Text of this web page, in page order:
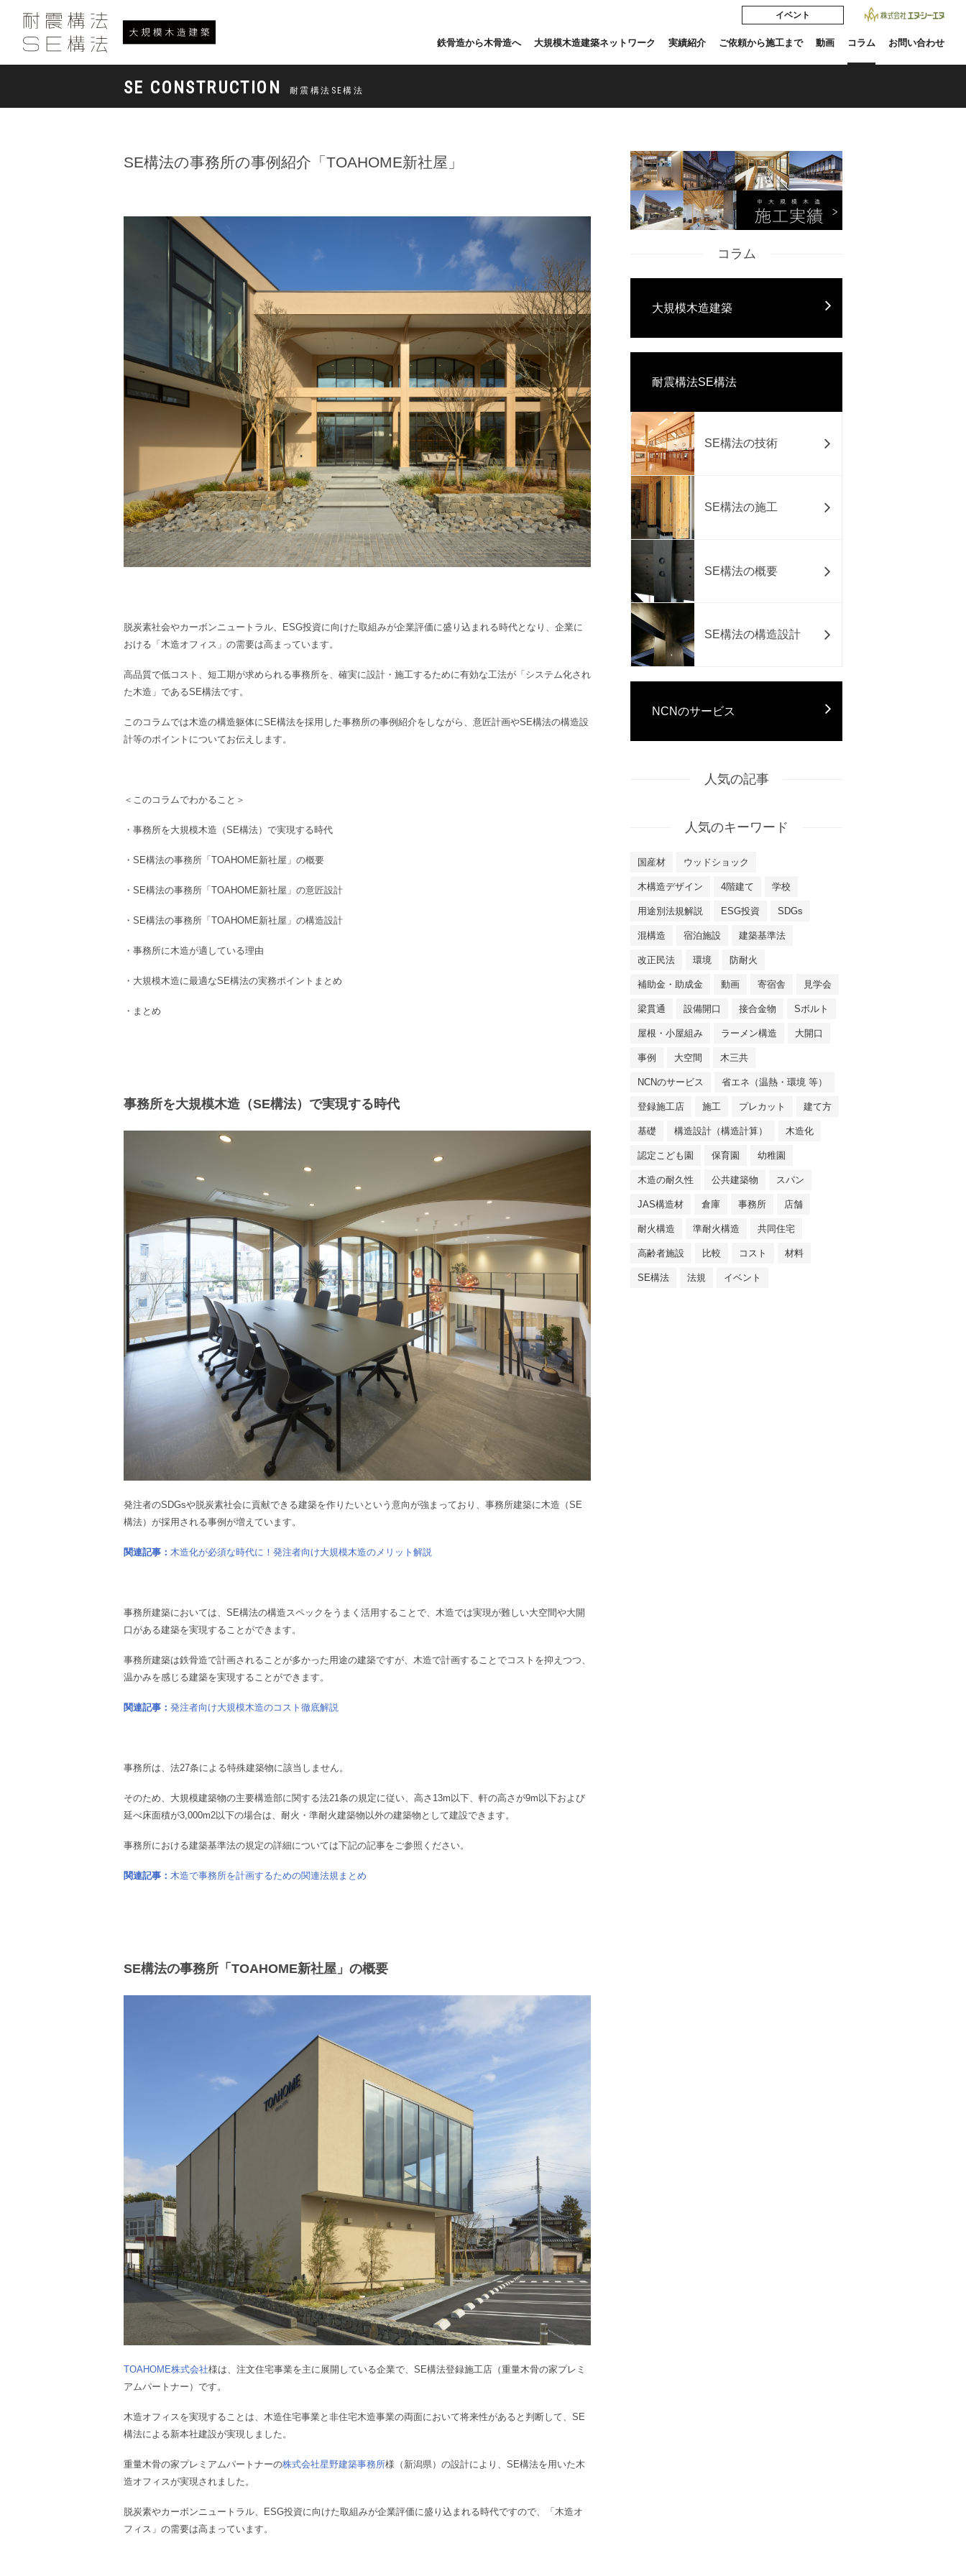
イベント
鉄骨造から木骨造へ 大規模木造建築ネットワーク 実績紹介 ご依頼から施工まで 動画 コラム お問い合わせ
SE CONSTRUCTION 耐震構法SE構法
SE構法の事務所の事例紹介「TOAHOME新社屋」
脱炭素社会やカーボンニュートラル、ESG投資に向けた取組みが企業評価に盛り込まれる時代となり、企業に
おける「木造オフィス」の需要は高まっています。
高品質で低コスト、短工期が求められる事務所を、確実に設計・施工するために有効な工法が「システム化され
た木造」であるSE構法です。
このコラムでは木造の構造躯体にSE構法を採用した事務所の事例紹介をしながら、意匠計画やSE構法の構造設
計等のポイントについてお伝えします。
＜このコラムでわかること＞
・事務所を大規模木造 （SE構法） で実現する時代
・ SE構法の事務所 「TOAHOME新社屋」の概要
・ SE構法の事務所 「TOAHOME新社屋」 の意匠設計
・ SE構法の事務所 「TOAHOME新社屋」 の構造設計
・事務所に 木造が適している理由
・ 大規模木造に最適なSE構法の実務ポイントまとめ
・まとめ
事務所を大規模木造（SE構法）で実現する時代
発注者のSDGsや脱炭素社会に貢献できる建築を作りたいという意向が強まっており、事務所建築に木造（SE
構法）が採用される事例が増えています。
関連記事： 木造化が必須な時代に！発注者向け大規模木造のメリット解説
事務所建築においては、SE構法の構造スペックをうまく活用することで、木造では実現が難しい大空間や大開
口がある建築を実現することができます。
事務所建築は鉄骨造で計画されることが多かった用途の建築ですが、木造で計画することでコストを抑えつつ、
温かみを感じる建築を実現することができます。
関連記事： 発注者向け大規模木造のコスト徹底解説
事務所は、法27条による特殊建築物に該当しません。
そのため、大規模建築物の主要構造部に関する法21条の規定に従い、高さ13m以下、軒の高さが9m以下および
延べ床面積が3,000m2以下の場合は、耐火・準耐火建築物以外の建築物として建設できます。
事務所における建築基準法の規定の詳細については下記の記事をご参照ください。
関連記事： 木造で事務所を計画するための関連法規まとめ
SE構法の事務所「TOAHOME新社屋」の概要
TOAHOME株式会社様は、注文住宅事業を主に展開している企業で、SE構法登録施工店（重量木骨の家プレミ
アムパートナー）です。
木造オフィスを実現することは、木造住宅事業と非住宅木造事業の両面において将来性があると判断して、SE
構法による新本社建設が実現しました。
重量木骨の家プレミアムパートナーの株式会社星野建築事務所様（新潟県）の設計により、SE構法を用いた木
造オフィスが実現されました。
脱炭素やカーボンニュートラル、ESG投資に向けた取組みが企業評価に盛り込まれる時代ですので、「木造オ
フィス」の需要は高まっています。
コラム
大規模木造建築
耐震構法SE構法
SE構法の技術
SE構法の施工
SE構法の概要
SE構法の構造設計
NCNのサービス
人気の記事
人気のキーワード
国産材 ウッドショック
木構造デザイン 4階建て 学校
用途別法規解説 ESG投資 SDGs
混構造 宿泊施設 建築基準法
改正民法 環境 防耐火
補助金・助成金 動画 寄宿舎 見学会
梁貫通 設備開口 接合金物 Sボルト
屋根・小屋組み ラーメン構造 大開口
事例 大空間 木三共
NCNのサービス 省エネ（温熱・環境 等）
登録施工店 施工 プレカット 建て方
基礎 構造設計（構造計算） 木造化
認定こども園 保育園 幼稚園
木造の耐久性 公共建築物 スパン
JAS構造材 倉庫 事務所 店舗
耐火構造 準耐火構造 共同住宅
高齢者施設 比較 コスト 材料
SE構法 法規 イベント